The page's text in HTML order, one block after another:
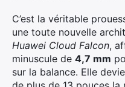
C’est la véritable
une toute nouvelle
Huawei Cloud Falcon,
minuscule de 4,7 mm
sur la balance. Elle